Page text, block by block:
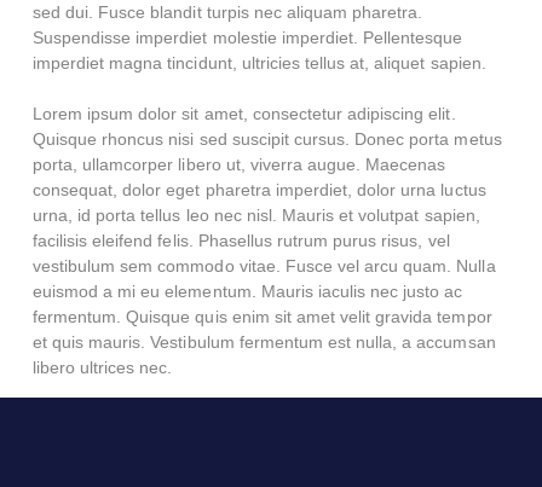
sed dui. Fusce blandit turpis nec aliquam pharetra.
Suspendisse imperdiet molestie imperdiet. Pellentesque
imperdiet magna tincidunt, ultricies tellus at, aliquet sapien.
Lorem ipsum dolor sit amet, consectetur adipiscing elit.
Quisque rhoncus nisi sed suscipit cursus. Donec porta metus
porta, ullamcorper libero ut, viverra augue. Maecenas
consequat, dolor eget pharetra imperdiet, dolor urna luctus
urna, id porta tellus leo nec nisl. Mauris et volutpat sapien,
facilisis eleifend felis. Phasellus rutrum purus risus, vel
vestibulum sem commodo vitae. Fusce vel arcu quam. Nulla
euismod a mi eu elementum. Mauris iaculis nec justo ac
fermentum. Quisque quis enim sit amet velit gravida tempor
et quis mauris. Vestibulum fermentum est nulla, a accumsan
libero ultrices nec.